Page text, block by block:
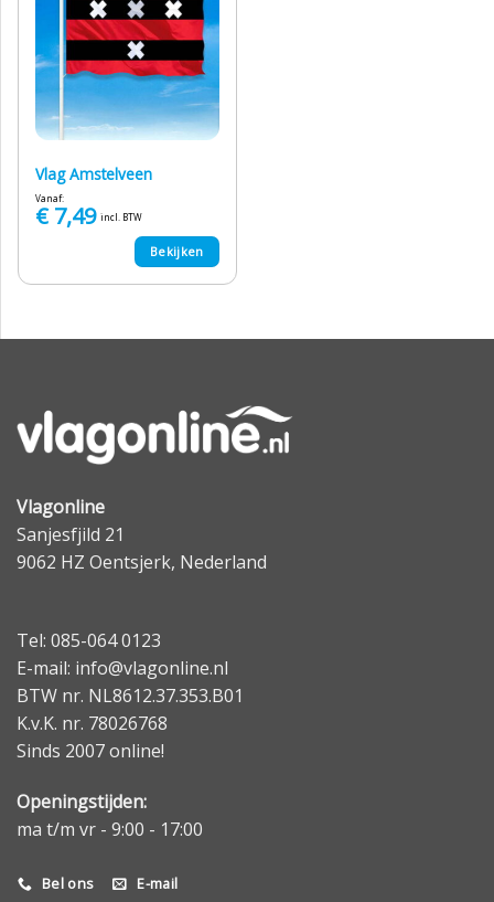
Vlag Amstelveen
Vanaf:
€7,49 incl. BTW
Bekijken
Vlagonline
Sanjesfjild 21
9062 HZ Oentsjerk, Nederland
Tel: 085-064 0123
E-mail: info@vlagonline.nl
BTW nr. NL8612.37.353.B01
K.v.K. nr. 78026768
Sinds 2007 online!
Openingstijden:
ma t/m vr - 9:00 - 17:00
Bel ons E-mail